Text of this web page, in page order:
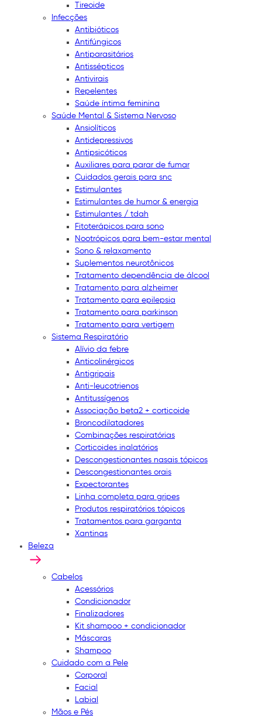
Tireoide
Infecções
Antibióticos
Antifúngicos
Antiparasitários
Antissépticos
Antivirais
Repelentes
Saúde íntima feminina
Saúde Mental & Sistema Nervoso
Ansiolíticos
Antidepressivos
Antipsicóticos
Auxiliares para parar de fumar
Cuidados gerais para snc
Estimulantes
Estimulantes de humor & energia
Estimulantes / tdah
Fitoterápicos para sono
Nootrópicos para bem-estar mental
Sono & relaxamento
Suplementos neurotônicos
Tratamento dependência de álcool
Tratamento para alzheimer
Tratamento para epilepsia
Tratamento para parkinson
Tratamento para vertigem
Sistema Respiratório
Alívio da febre
Anticolinérgicos
Antigripais
Anti-leucotrienos
Antitussígenos
Associação beta2 + corticoide
Broncodilatadores
Combinações respiratórias
Corticoides inalatórios
Descongestionantes nasais tópicos
Descongestionantes orais
Expectorantes
Linha completa para gripes
Produtos respiratórios tópicos
Tratamentos para garganta
Xantinas
Beleza
Cabelos
Acessórios
Condicionador
Finalizadores
Kit shampoo + condicionador
Máscaras
Shampoo
Cuidado com a Pele
Corporal
Facial
Labial
Mãos e Pés